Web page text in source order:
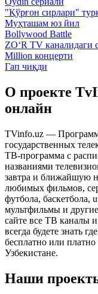
"Қўрғон сирлари"
Муҳташам юз йил
Bollywood Battle
ZO‘R TV каналидаги
Million концерти
Гап чиқди
О проекте
онлайн
TVinfo.uz —
государственных
ТВ-программа с
названиями
завтра и ближайшую
любимых фильмов,
футбола, баскетбола,
мультфильмы и
сайте все ТВ каналы
всегда будете знать
бесплатно или
Узбекистане.
Наши